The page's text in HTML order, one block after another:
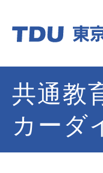
共通教
カーダ